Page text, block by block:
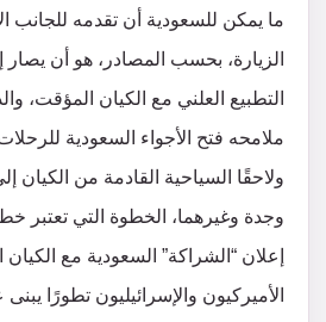
ما يمكن للسعودية أن تقدمه للجانب
الزيارة، بحسب المصادر، هو أن يصار
التطبيع العلني مع الكيان المؤقت،
ملامحه فتح الأجواء السعودية للرحلات
ولاحقًا السياحية القادمة من الكيان
وجدة وغيرهما، الخطوة التي تعتبر
إعلان “الشراكة” السعودية مع الكيان
الأميركيون والإسرائيليون تطورًا